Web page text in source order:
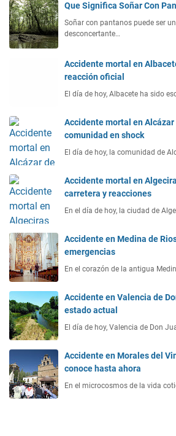
Que Significa Soñar Con
Soñar con pantanos puede ser
desconcertante…
Accidente mortal en
reacción oficial
El día de hoy, Albacete ha sido
Accidente mortal en Alcázar
comunidad en shock
El día de hoy, la comunidad de
Accidente mortal en
carretera y reacciones
En el día de hoy, la ciudad de
Accidente en Medina de
emergencias
En el corazón de la antigua
Accidente en Valencia de
estado actual
El día de hoy, Valencia de Don
Accidente en Morales del
conoce hasta ahora
En el microcosmos de la vida